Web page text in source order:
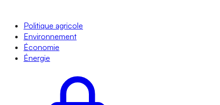
Politique agricole
Environnement
Économie
Énergie